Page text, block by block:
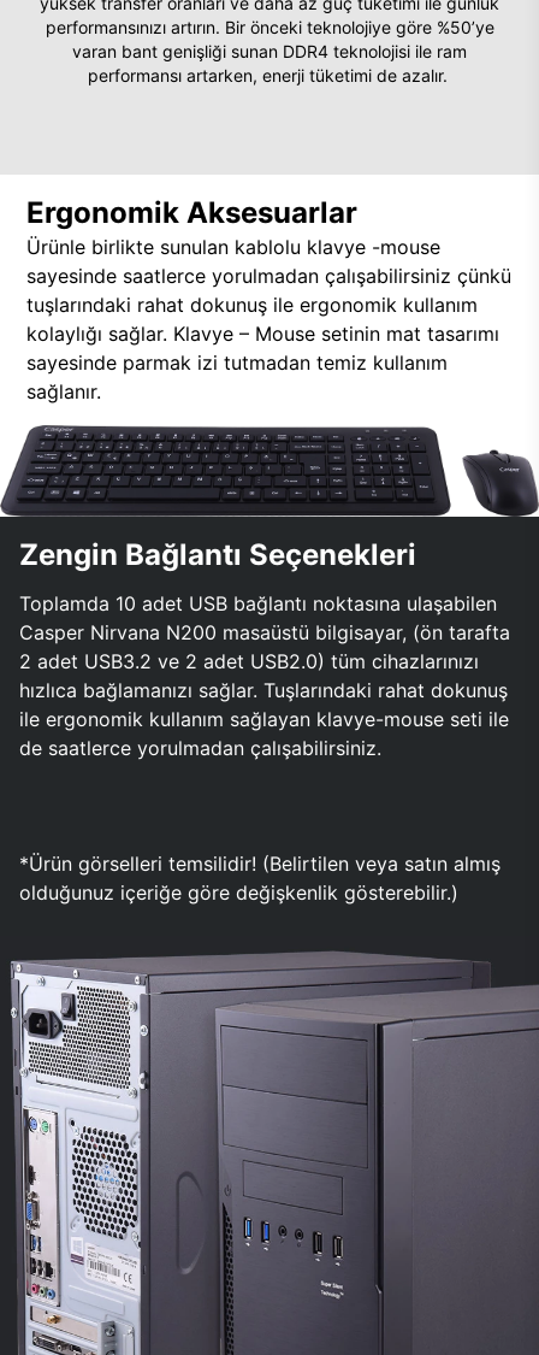
performansınızı artırın. Bir önceki teknolojiye göre %50’ye
varan bant genişliği sunan DDR4 teknolojisi ile ram
performansı artarken, enerji tüketimi de azalır.
Ergonomik Aksesuarlar
Ürünle birlikte sunulan kablolu klavye -mouse
sayesinde saatlerce yorulmadan çalışabilirsiniz çünkü
tuşlarındaki rahat dokunuş ile ergonomik kullanım
kolaylığı sağlar. Klavye – Mouse setinin mat tasarımı
sayesinde parmak izi tutmadan temiz kullanım
sağlanır.
Zengin Bağlantı Seçenekleri
Toplamda 10 adet USB bağlantı noktasına ulaşabilen
Casper Nirvana N200 masaüstü bilgisayar, (ön tarafta
2 adet USB3.2 ve 2 adet USB2.0) tüm cihazlarınızı
hızlıca bağlamanızı sağlar. Tuşlarındaki rahat dokunuş
ile ergonomik kullanım sağlayan klavye-mouse seti ile
de saatlerce yorulmadan çalışabilirsiniz.
*Ürün görselleri temsilidir! (Belirtilen veya satın almış
olduğunuz içeriğe göre değişkenlik gösterebilir.)